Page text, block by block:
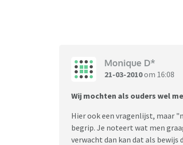
Monique D*
21-03-2010om 16:08
Wij mochten als ouders wel
Hier ook een vragenlijst, maar
begrip. Je noteert wat men
verwacht dan kan dat als